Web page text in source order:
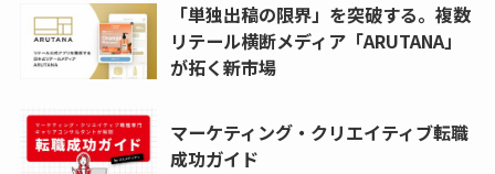
「単独出稿の限界」を突破する。複数
リテール横断メディア「ARUTANA」
が拓く新市場
マーケティング・クリエイティブ転職
成功ガイド